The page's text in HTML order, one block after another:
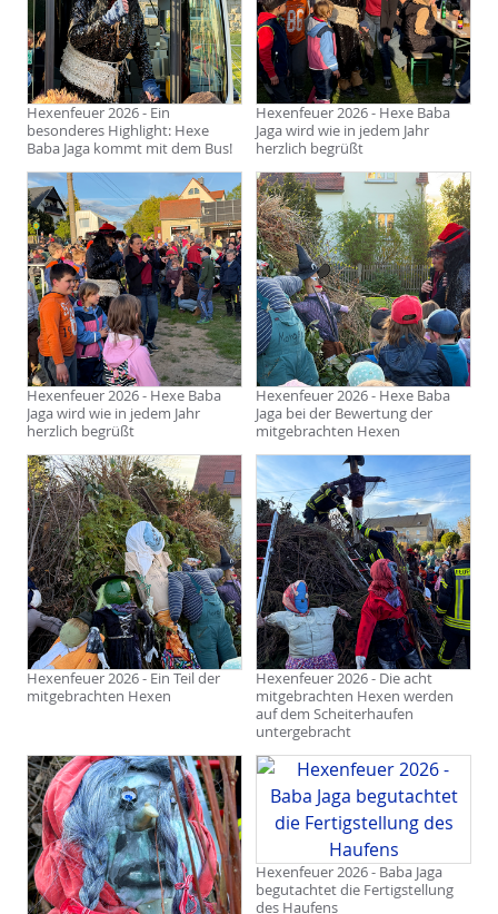
Hexenfeuer 2026 - Ein
besonderes Highlight: Hexe
Baba Jaga kommt mit dem Bus!
Hexenfeuer 2026 - Hexe Baba
Jaga wird wie in jedem Jahr
herzlich begrüßt
Hexenfeuer 2026 - Hexe Baba
Jaga wird wie in jedem Jahr
herzlich begrüßt
Hexenfeuer 2026 - Hexe Baba
Jaga bei der Bewertung der
mitgebrachten Hexen
Hexenfeuer 2026 - Ein Teil der
mitgebrachten Hexen
Hexenfeuer 2026 - Die acht
mitgebrachten Hexen werden
auf dem Scheiterhaufen
untergebracht
Hexenfeuer 2026 - Baba Jaga
begutachtet die Fertigstellung
des Haufens